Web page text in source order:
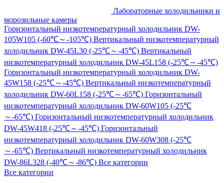
Лабораторные холодильники и
морозильные камеры
Горизонтальный низкотемпературный холодильник DW-
105W105 (-60℃～-105℃) Вертикальный низкотемпературный
холодильник DW-45L30 (-25℃～-45℃) Вертикальный
низкотемпературный холодильник DW-45L158 (-25℃～-45℃)
Горизонтальный низкотемпературный холодильник DW-
45W158 (-25℃～-45℃) Вертикальный низкотемпературный
холодильник DW-60L158 (-25℃～-65℃) Горизонтальный
низкотемпературный холодильник DW-60W105 (-25℃
～-65℃) Горизонтальный низкотемпературный холодильник
DW-45W418 (-25℃～-45℃) Горизонтальный
низкотемпературный холодильник DW-60W308 (-25℃
～-65℃) Вертикальный низкотемпературный холодильник
DW-86L328 (-40℃～-86℃) Все категории
Все категории